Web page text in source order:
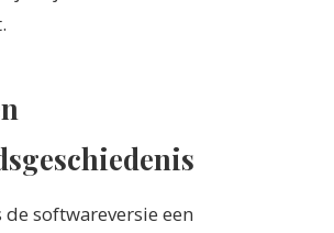
de softwareversie een